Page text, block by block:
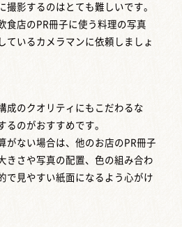
撮影するのはとても難しいです。
食店のPR冊子に使う料理の写真
ているカメラマンに依頼しましょ
成のクオリティにもこだわるな
るのがおすすめです。
がない場合は、他のお店のPR冊子
きさや写真の配置、色の組み合わ
で見やすい紙面になるよう心がけ